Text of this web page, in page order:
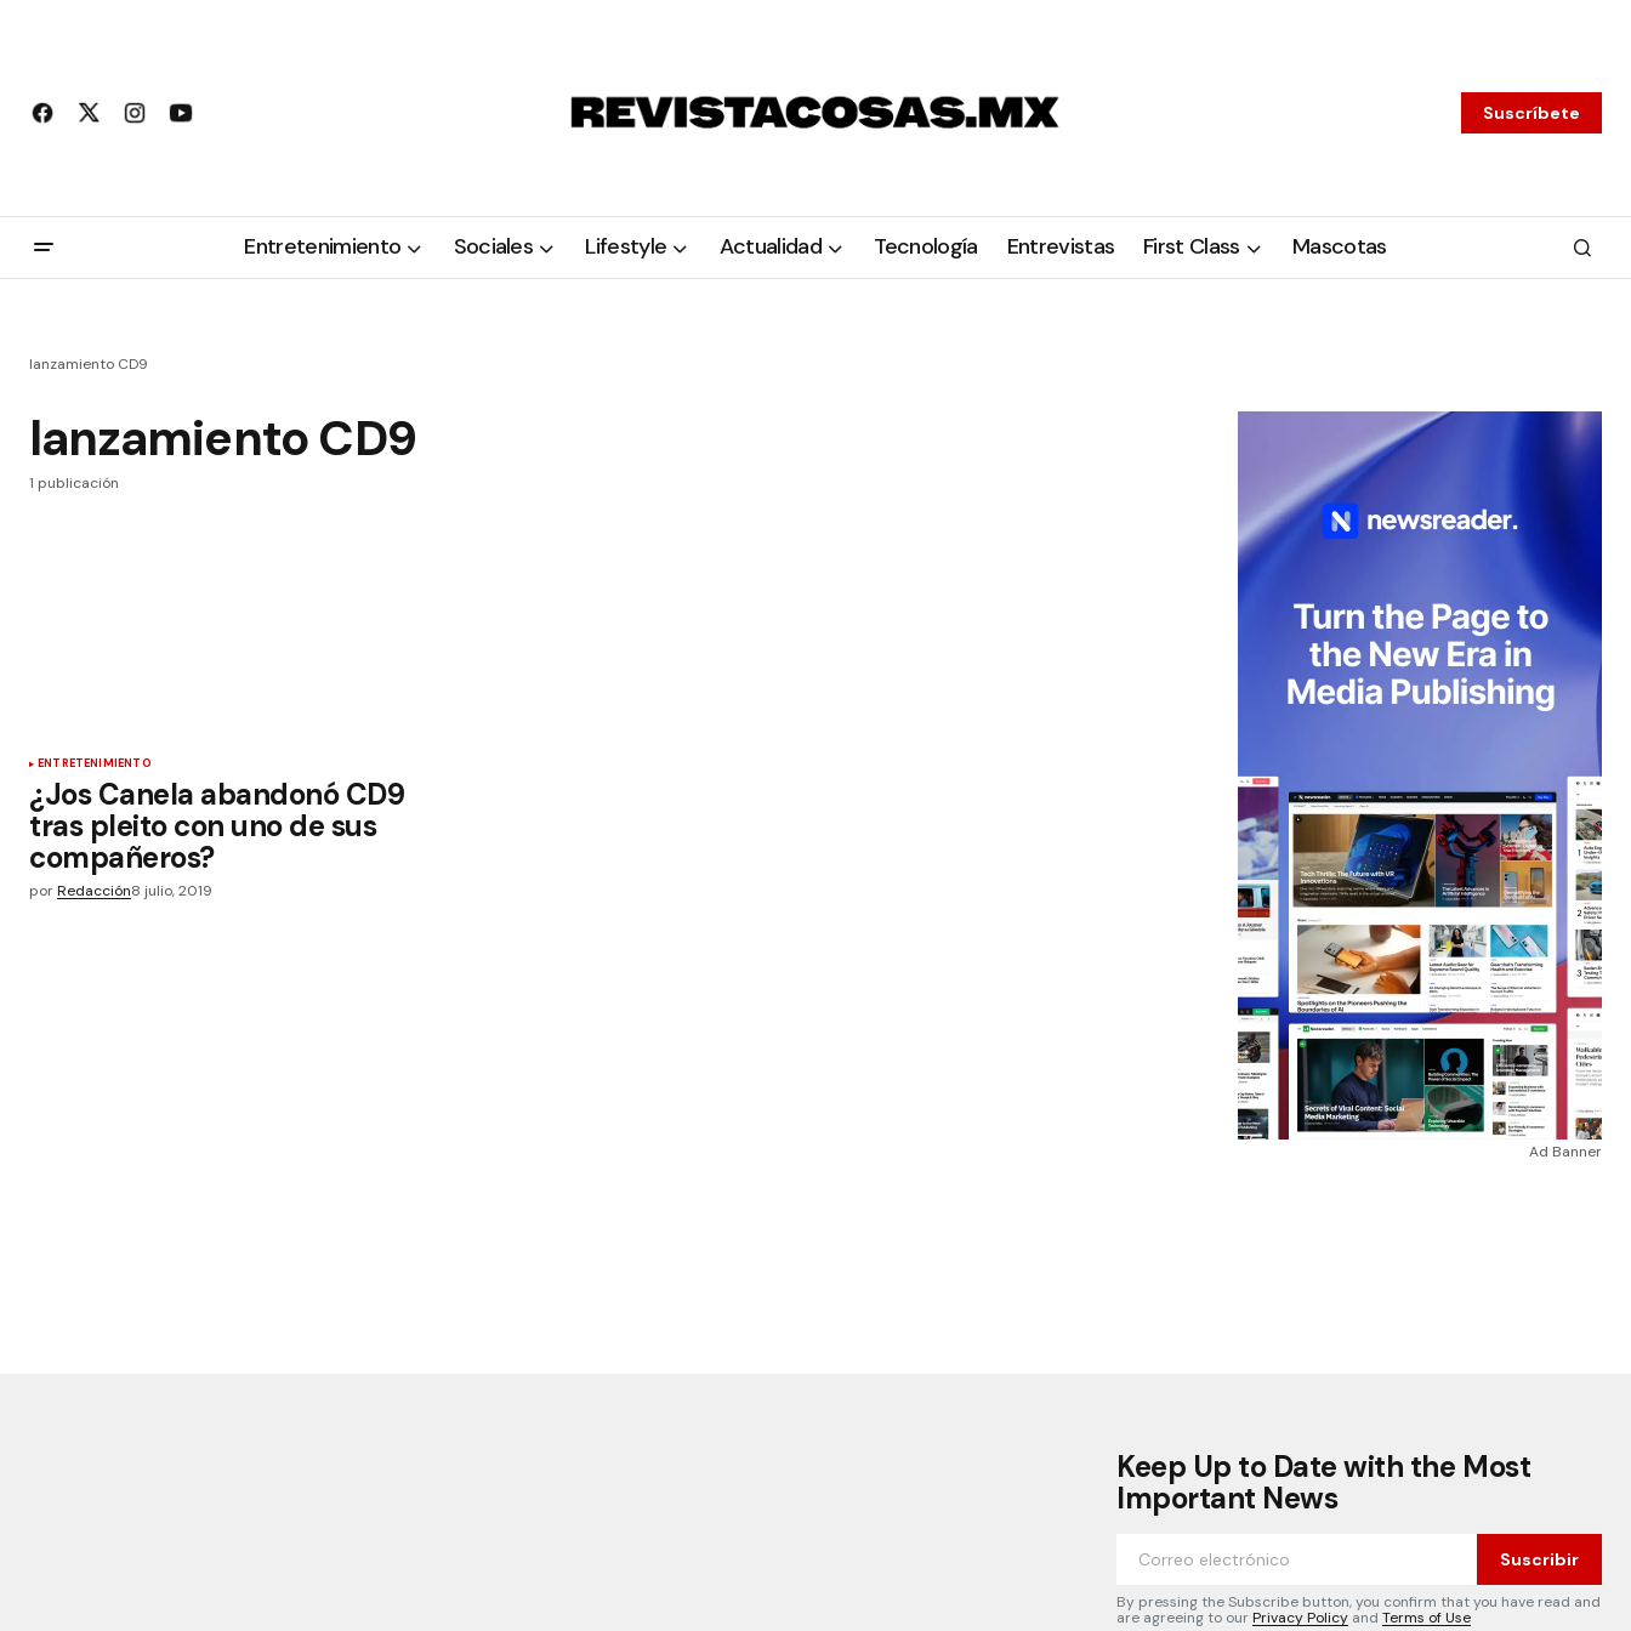
Suscríbete
Entretenimiento Sociales Lifestyle Actualidad Tecnología Entrevistas First Class Mascotas
lanzamiento CD9
lanzamiento CD9
1 publicación
ENTRETENIMIENTO
¿Jos Canela abandonó CD9
tras pleito con uno de sus
compañeros?
porRedacción8 julio, 2019
Ad Banner
Keep Up to Date with the Most
Important News
Suscribir
By pressing the Subscribe button, you confirm that you have read and
are agreeing to ourPrivacy Policy and Terms of Use